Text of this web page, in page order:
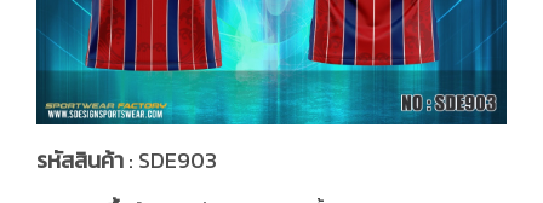
รหัสสินค้า: SDE903